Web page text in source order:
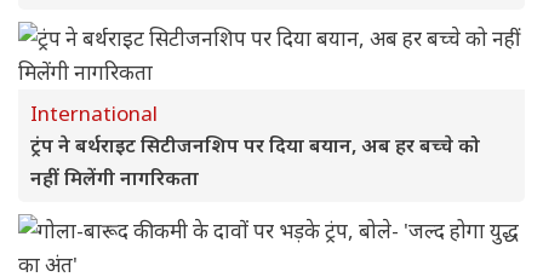
International
ट्रंप ने बर्थराइट सिटीजनशिप पर दिया बयान, अब हर बच्चे को
नहीं मिलेंगी नागरिकता